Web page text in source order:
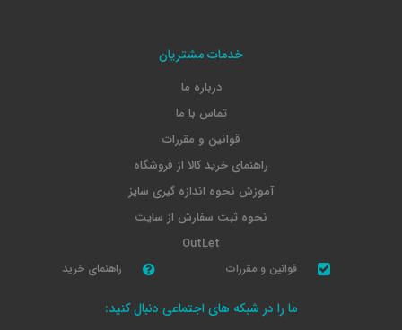
خدمات مشتریان
درباره ما
تماس با ما
قوانین و مقررات
راهنمای خرید کالا از فروشگاه
آموزش نحوه اندازه گیری سایز
نحوه ثبت سفارش از سایت
OutLet
قوانین و مقررات راهنمای خرید
ما را در شبکه های اجتماعی دنبال کنید: